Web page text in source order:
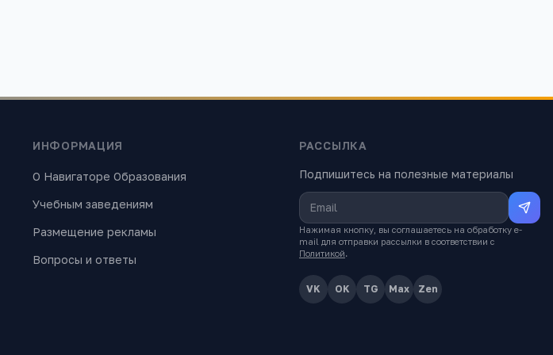
ИНФОРМАЦИЯ
О Навигаторе Образования
Учебным заведениям
Размещение рекламы
Вопросы и ответы
РАССЫЛКА
Подпишитесь на полезные материалы
Нажимая кнопку, вы соглашаетесь на обработку e-
mail для отправки рассылки в соответствии с
Политикой.
VK OK TG Max Zen